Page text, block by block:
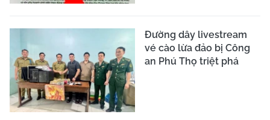
Đường dây livestream
vé cào lừa đảo bị Công
an Phú Thọ triệt phá